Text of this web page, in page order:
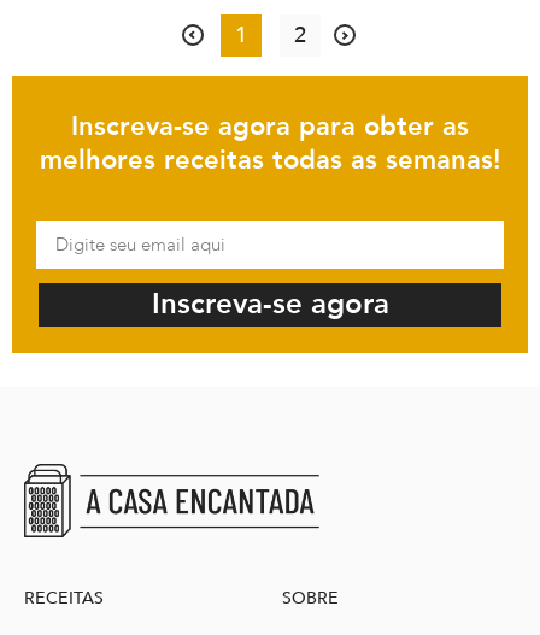
1 2
Inscreva-se agora para obter as
melhores receitas todas as semanas!
Inscreva-se agora
RECEITAS SOBRE